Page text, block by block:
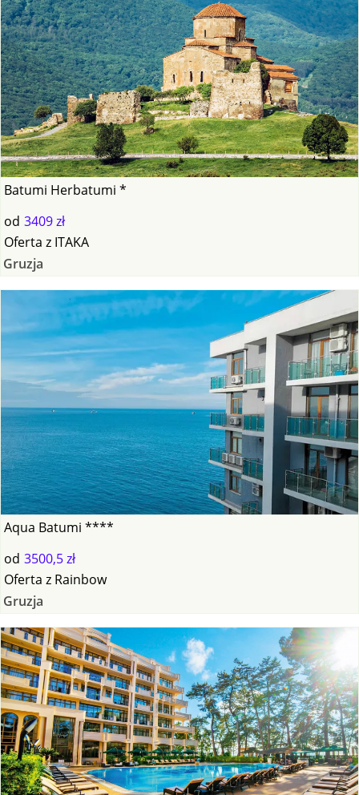
Batumi Herbatumi *
od 3409 zł
Oferta z ITAKA
Gruzja
Aqua Batumi ****
od 3500,5 zł
Oferta z Rainbow
Gruzja